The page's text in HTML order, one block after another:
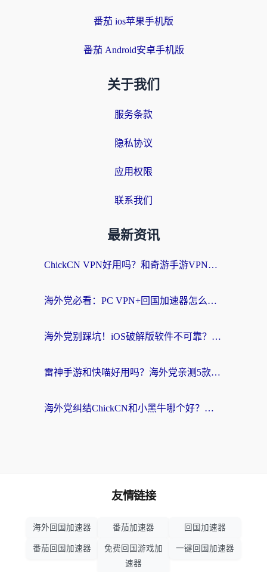
番茄 ios苹果手机版
番茄 Android安卓手机版
关于我们
服务条款
隐私协议
应用权限
联系我们
最新资讯
ChickCN VPN好用吗？和奇游手游VPN对比哪个回国效果更好？海外党亲测实用指南
海外党必看：PC VPN+回国加速器怎么选？无缝访问国内资源全攻略
海外党别踩坑！iOS破解版软件不可靠？教你选对回国加速器无缝看国内资源
雷神手游和快喵好用吗？海外党亲测5款回国加速器，附斧牛Bling对比+微信视频号解决办法
海外党纠结ChickCN和小黑牛哪个好？一篇帮你选对回国加速器的实用指南
友情链接
海外回国加速器 番茄加速器 回国加速器
番茄回国加速器
免费回国游戏加
速器
一键回国加速器